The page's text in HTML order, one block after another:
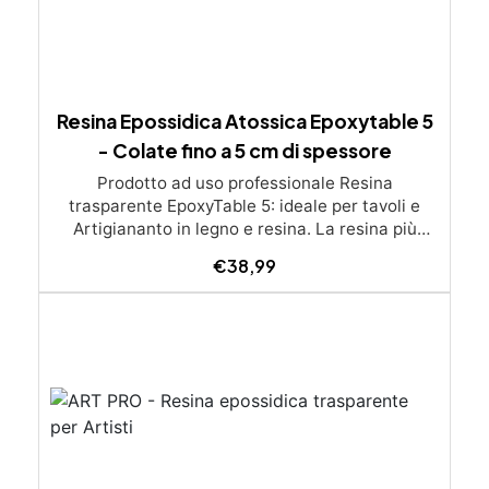
Resina Epossidica Atossica Epoxytable 5
- Colate fino a 5 cm di spessore
Prodotto ad uso professionale Resina
trasparente EpoxyTable 5: ideale per tavoli e
Artigiananto in legno e resina. La resina più
perfetta per colate di alto spessore fino a 5 cm.
Applicazioni Principali: Realizzazione di tavoli in
spessore dentro stampi e cassaforme
Caratteristiche principali: ✅ Bassissima
€38,99